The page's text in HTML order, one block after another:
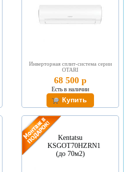
Инверторная сплит-система серии
OTARI
68 500 р
Есть в наличии
Kentatsu
KSGOT70HZRN1
(до 70м2)